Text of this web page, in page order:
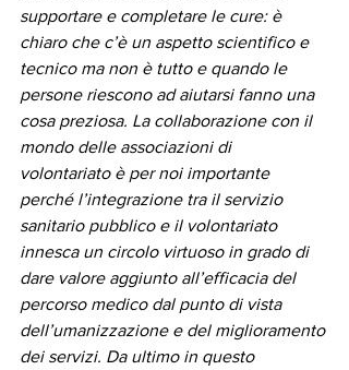
supportare e completare le cure: è
chiaro che c’è un aspetto scientifico e
tecnico ma non è tutto e quando le
persone riescono ad aiutarsi fanno una
cosa preziosa. La collaborazione con il
mondo delle associazioni di
volontariato è per noi importante
perché l’integrazione tra il servizio
sanitario pubblico e il volontariato
innesca un circolo virtuoso in grado di
dare valore aggiunto all’efficacia del
percorso medico dal punto di vista
dell’umanizzazione e del miglioramento
dei servizi. Da ultimo in questo